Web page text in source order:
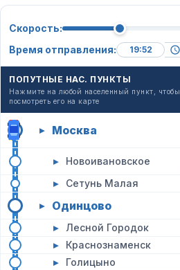
Скорость:
Время отправления:
ПОПУТНЫЕ НАС. ПУНКТЫ
Нажмите на любой населенный пункт, чтобы
посмотреть его на карте
▸ Москва
▸ Новоивановское
▸ Сетунь Малая
▸ Одинцово
▸ Лесной Городок
▸ Краснознаменск
▸ Голицыно